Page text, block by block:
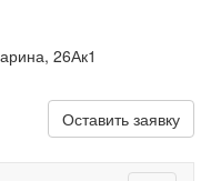
26Ак1
Оставить заявку